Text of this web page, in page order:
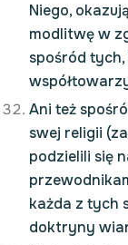
Niego,
modlitwę w
spośród
Ani też
swej religii
podzielili się
każda z tych
doktryny